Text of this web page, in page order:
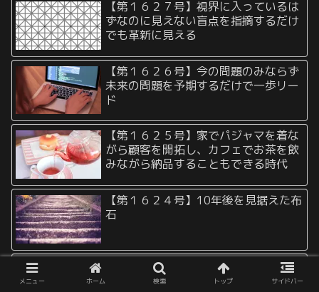
【第１６２７号】視界に入っているは
ずなのに見えない盲点を指摘するだけ
でも革新に見える
【第１６２６号】今の問題のみならず
未来の問題を予期するだけで一歩リー
ド
【第１６２５号】家でパジャマを着な
がら顧客を開拓し、カフェでお茶を飲
みながら納品することもできる時代
【第１６２４号】10年後を見据えた布
石
【第１６２３号】戦略的静観の有用さ
に気づくと一歩視野が広がる
メニュー ホーム 検索 トップ サイドバー